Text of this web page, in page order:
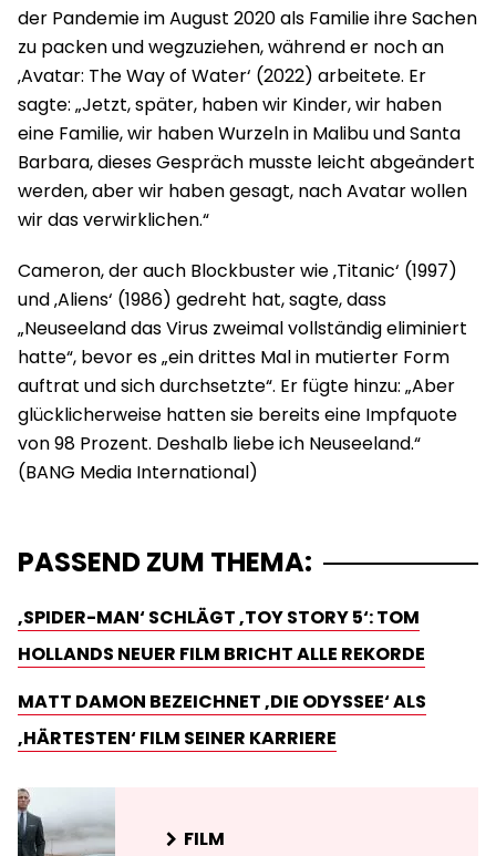
der Pandemie im August 2020 als Familie ihre Sachen
zu packen und wegzuziehen, während er noch an
‚Avatar: The Way of Water‘ (2022) arbeitete. Er
sagte: „Jetzt, später, haben wir Kinder, wir haben
eine Familie, wir haben Wurzeln in Malibu und Santa
Barbara, dieses Gespräch musste leicht abgeändert
werden, aber wir haben gesagt, nach Avatar wollen
wir das verwirklichen.“
Cameron, der auch Blockbuster wie ‚Titanic‘ (1997)
und ‚Aliens‘ (1986) gedreht hat, sagte, dass
„Neuseeland das Virus zweimal vollständig eliminiert
hatte“, bevor es „ein drittes Mal in mutierter Form
auftrat und sich durchsetzte“. Er fügte hinzu: „Aber
glücklicherweise hatten sie bereits eine Impfquote
von 98 Prozent. Deshalb liebe ich Neuseeland.“
PASSEND ZUM THEMA:
‚SPIDER-MAN‘ SCHLÄGT ‚TOY STORY 5‘: TOM
HOLLANDS NEUER FILM BRICHT ALLE REKORDE
MATT DAMON BEZEICHNET ‚DIE ODYSSEE‘ ALS
‚HÄRTESTEN‘ FILM SEINER KARRIERE
FILM